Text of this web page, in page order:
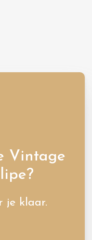
Vintage
je klaar.